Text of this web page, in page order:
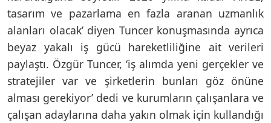
tasarım ve pazarlama en fazla aranan uzmanlık
alanları olacak’ diyen Tuncer konuşmasında ayrıca
beyaz yakalı iş gücü hareketliliğine ait verileri
paylaştı. Özgür Tuncer, ‘iş alımda yeni gerçekler ve
stratejiler var ve şirketlerin bunları göz önüne
alması gerekiyor’ dedi ve kurumların çalışanlara ve
çalışan adaylarına daha yakın olmak için kullandığı